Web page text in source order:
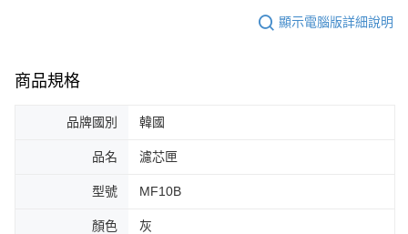
顯示電腦版詳細說明
商品規格
品牌國別 韓國
品名 濾芯匣
型號 MF10B
顏色 灰